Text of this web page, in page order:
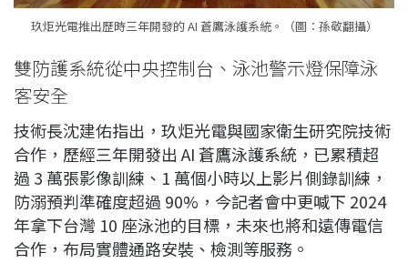
玖炬光電推出歷時三年開發的 AI 蒼鷹泳護系統。（圖：孫敬翻攝）
雙防護系統從中央控制台、泳池警示燈保障泳
客安全
技術長沈建佑指出，玖炬光電與國家衛生研究院技術
合作，歷經三年開發出 AI 蒼鷹泳護系統，已累積超
過 3 萬張影像訓練、1 萬個小時以上影片側錄訓練，
防溺預判準確度超過 90%，今記者會中更喊下 2024
年拿下台灣 10 座泳池的目標，未來也將和遠傳電信
合作，布局實體通路安裝、檢測等服務。